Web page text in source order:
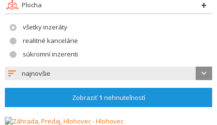
Plocha
všetky inzeráty
realitné kancelárie
súkromní inzerenti
najnovšie
Zobraziť1 nehnuteľností